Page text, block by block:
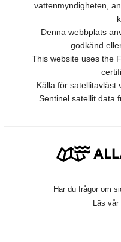
vattenmyndigheten,
Denna webbplats
godkänd
This website uses the
Källa för satellitavläst
Sentinel satellit data
Har du frågor om
Läs vår